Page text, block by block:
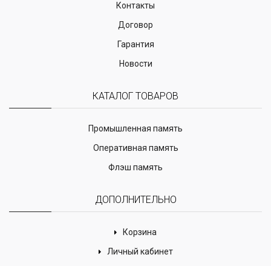
Контакты
Договор
Гарантия
Новости
КАТАЛОГ ТОВАРОВ
Промышленная память
Оперативная память
Флэш память
ДОПОЛНИТЕЛЬНО
Корзина
Личный кабинет